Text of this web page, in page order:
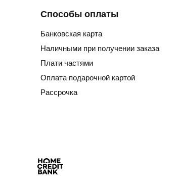
Способы оплаты
Банковская карта
Наличными при получении заказа
Плати частями
Оплата подарочной картой
Рассрочка